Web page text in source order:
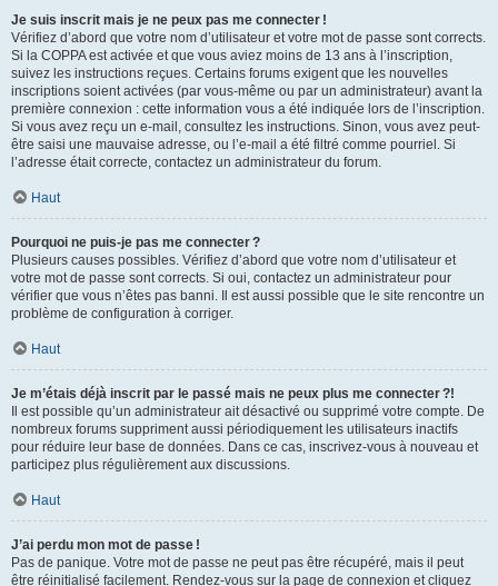
Je suis inscrit mais je ne peux pas me connecter !
Vérifiez d’abord que votre nom d’utilisateur et votre mot de passe sont corrects.
Si la COPPA est activée et que vous aviez moins de 13 ans à l’inscription,
suivez les instructions reçues. Certains forums exigent que les nouvelles
inscriptions soient activées (par vous-même ou par un administrateur) avant la
première connexion : cette information vous a été indiquée lors de l’inscription.
Si vous avez reçu un e-mail, consultez les instructions. Sinon, vous avez peut-
être saisi une mauvaise adresse, ou l’e-mail a été filtré comme pourriel. Si
l’adresse était correcte, contactez un administrateur du forum.
Haut
Pourquoi ne puis-je pas me connecter ?
Plusieurs causes possibles. Vérifiez d’abord que votre nom d’utilisateur et
votre mot de passe sont corrects. Si oui, contactez un administrateur pour
vérifier que vous n’êtes pas banni. Il est aussi possible que le site rencontre un
problème de configuration à corriger.
Haut
Je m’étais déjà inscrit par le passé mais ne peux plus me connecter ?!
Il est possible qu’un administrateur ait désactivé ou supprimé votre compte. De
nombreux forums suppriment aussi périodiquement les utilisateurs inactifs
pour réduire leur base de données. Dans ce cas, inscrivez-vous à nouveau et
participez plus régulièrement aux discussions.
Haut
J’ai perdu mon mot de passe !
Pas de panique. Votre mot de passe ne peut pas être récupéré, mais il peut
être réinitialisé facilement. Rendez-vous sur la page de connexion et cliquez